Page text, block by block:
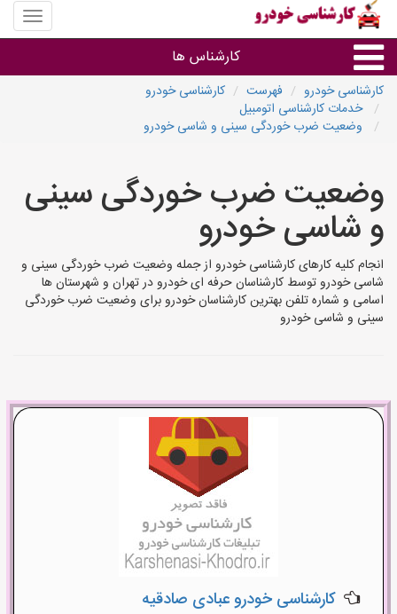
منوی
سایت
خودرو
کارشناس ها
کارشناسی خودرو فهرست
کارشناسی خودرو
خدمات کارشناسی اتومبیل
وضعیت ضرب خوردگی سینی و شاسی خودرو
وضعیت ضرب خوردگی سینی
و شاسی خودرو
انجام کلیه کارهای کارشناسی خودرو از جمله وضعیت ضرب خوردگی سینی و
شاسی خودرو توسط کارشناسان حرفه ای خودرو در تهران و شهرستان ها
اسامی و شماره تلفن بهترین کارشناسان خودرو برای وضعیت ضرب خوردگی
سینی و شاسی خودرو
کارشناسی خودرو عبادی صادقیه